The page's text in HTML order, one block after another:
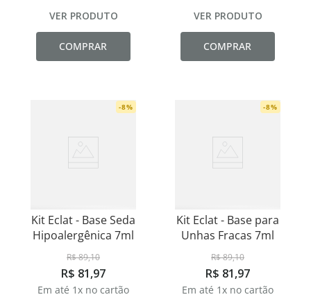
VER PRODUTO
COMPRAR
VER PRODUTO
COMPRAR
-8%
Kit Eclat - Base Seda
Hipoalergênica 7ml
R$89,10
R$ 81,97
Em até 1x no cartão
-8%
Kit Eclat - Base para
Unhas Fracas 7ml
R$89,10
R$ 81,97
Em até 1x no cartão